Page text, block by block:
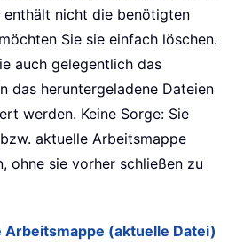
nicht die benötigten
Sie sie einfach löschen.
auch gelegentlich das
das heruntergeladene Dateien
werden. Keine Sorge: Sie
aktuelle Arbeitsmappe
ohne sie vorher schließen zu
Arbeitsmappe (aktuelle Datei)